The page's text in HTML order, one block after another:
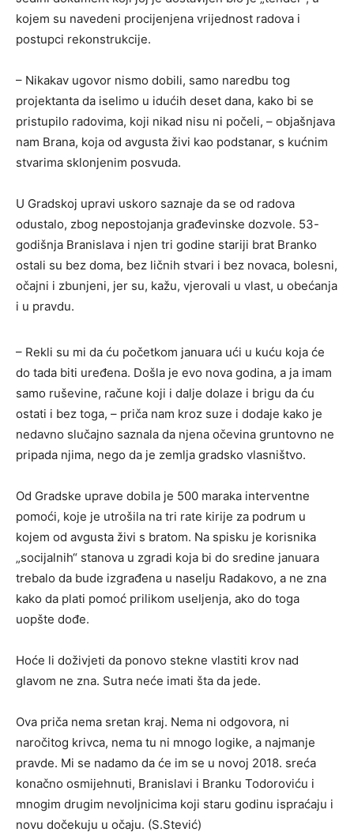
kojem su navedeni procijenjena vrijednost radova i
postupci rekonstrukcije.
– Nikakav ugovor nismo dobili, samo naredbu tog
projektanta da iselimo u idućih deset dana, kako bi se
pristupilo radovima, koji nikad nisu ni počeli, – objašnjava
nam Brana, koja od avgusta živi kao podstanar, s kućnim
stvarima sklonjenim posvuda.
U Gradskoj upravi uskoro saznaje da se od radova
odustalo, zbog nepostojanja građevinske dozvole. 53-
godišnja Branislava i njen tri godine stariji brat Branko
ostali su bez doma, bez ličnih stvari i bez novaca, bolesni,
očajni i zbunjeni, jer su, kažu, vjerovali u vlast, u obećanja
i u pravdu.
– Rekli su mi da ću početkom januara ući u kuću koja će
do tada biti uređena. Došla je evo nova godina, a ja imam
samo ruševine, račune koji i dalje dolaze i brigu da ću
ostati i bez toga, – priča nam kroz suze i dodaje kako je
nedavno slučajno saznala da njena očevina gruntovno ne
pripada njima, nego da je zemlja gradsko vlasništvo.
Od Gradske uprave dobila je 500 maraka interventne
pomoći, koje je utrošila na tri rate kirije za podrum u
kojem od avgusta živi s bratom. Na spisku je korisnika
„socijalnih“ stanova u zgradi koja bi do sredine januara
trebalo da bude izgrađena u naselju Radakovo, a ne zna
kako da plati pomoć prilikom useljenja, ako do toga
uopšte dođe.
Hoće li doživjeti da ponovo stekne vlastiti krov nad
glavom ne zna. Sutra neće imati šta da jede.
Ova priča nema sretan kraj. Nema ni odgovora, ni
naročitog krivca, nema tu ni mnogo logike, a najmanje
pravde. Mi se nadamo da će im se u novoj 2018. sreća
konačno osmijehnuti, Branislavi i Branku Todoroviću i
mnogim drugim nevoljnicima koji staru godinu ispraćaju i
novu dočekuju u očaju. (S.Stević)